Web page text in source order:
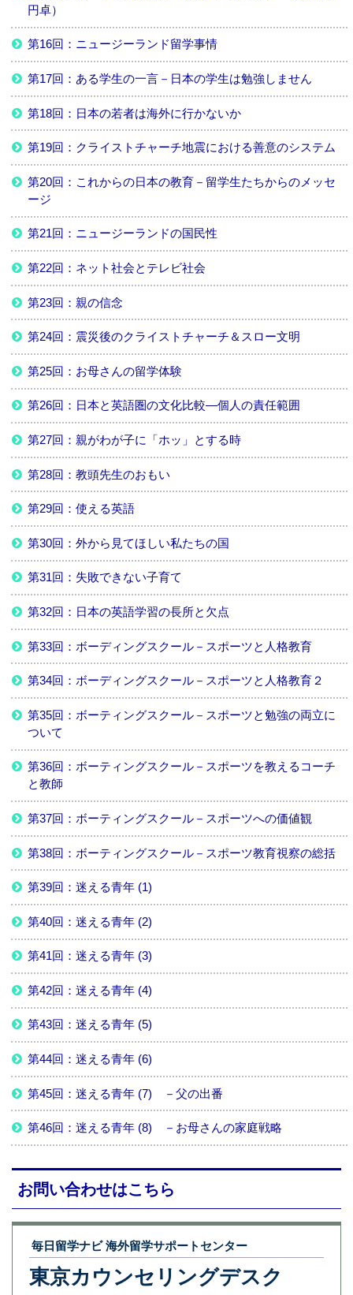
円卓）
第16回：ニュージーランド留学事情
第17回：ある学生の一言－日本の学生は勉強しません
第18回：日本の若者は海外に行かないか
第19回：クライストチャーチ地震における善意のシステム
第20回：これからの日本の教育－留学生たちからのメッセ
ージ
第21回：ニュージーランドの国民性
第22回：ネット社会とテレビ社会
第23回：親の信念
第24回：震災後のクライストチャーチ＆スロー文明
第25回：お母さんの留学体験
第26回：日本と英語圏の文化比較―個人の責任範囲
第27回：親がわが子に「ホッ」とする時
第28回：教頭先生のおもい
第29回：使える英語
第30回：外から見てほしい私たちの国
第31回：失敗できない子育て
第32回：日本の英語学習の長所と欠点
第33回：ボーディングスクール－スポーツと人格教育
第34回：ボーディングスクール－スポーツと人格教育２
第35回：ボーティングスクール－スポーツと勉強の両立に
ついて
第36回：ボーティングスクール－スポーツを教えるコーチ
と教師
第37回：ボーティングスクール－スポーツへの価値観
第38回：ボーティングスクール－スポーツ教育視察の総括
第39回：迷える青年 (1)
第40回：迷える青年 (2)
第41回：迷える青年 (3)
第42回：迷える青年 (4)
第43回：迷える青年 (5)
第44回：迷える青年 (6)
第45回：迷える青年 (7) －父の出番
第46回：迷える青年 (8) －お母さんの家庭戦略
お問い合わせはこちら
毎日留学ナビ 海外留学サポートセンター
東京カウンセリングデスク